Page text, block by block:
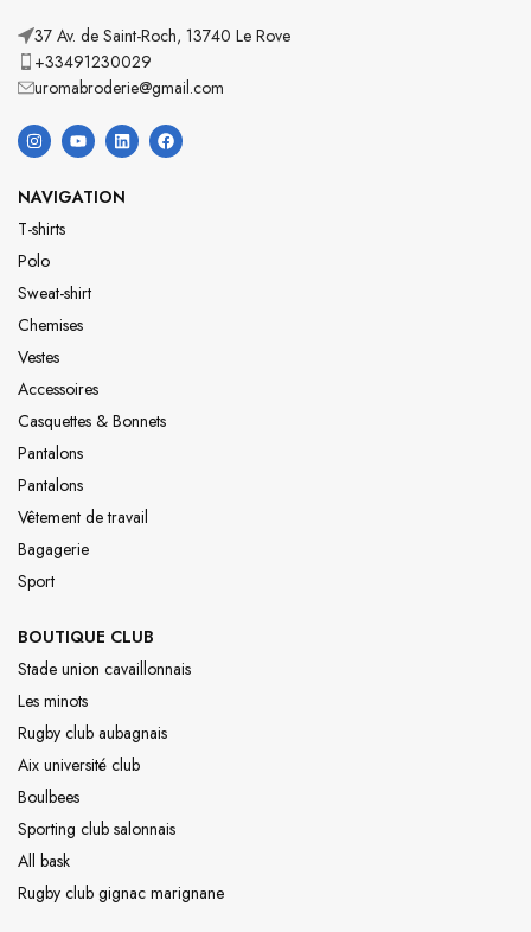
37 Av. de Saint-Roch, 13740 Le Rove
+33491230029
uromabroderie@gmail.com
NAVIGATION
T-shirts
Polo
Sweat-shirt
Chemises
Vestes
Accessoires
Casquettes & Bonnets
Pantalons
Pantalons
Vêtement de travail
Bagagerie
Sport
BOUTIQUE CLUB
Stade union cavaillonnais
Les minots
Rugby club aubagnais
Aix université club
Boulbees
Sporting club salonnais
All bask
Rugby club gignac marignane